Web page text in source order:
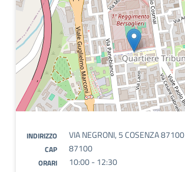
INDIRIZZO VIA NEGRONI, 5 COSENZA 87100
CAP 87100
ORARI 10:00 - 12:30